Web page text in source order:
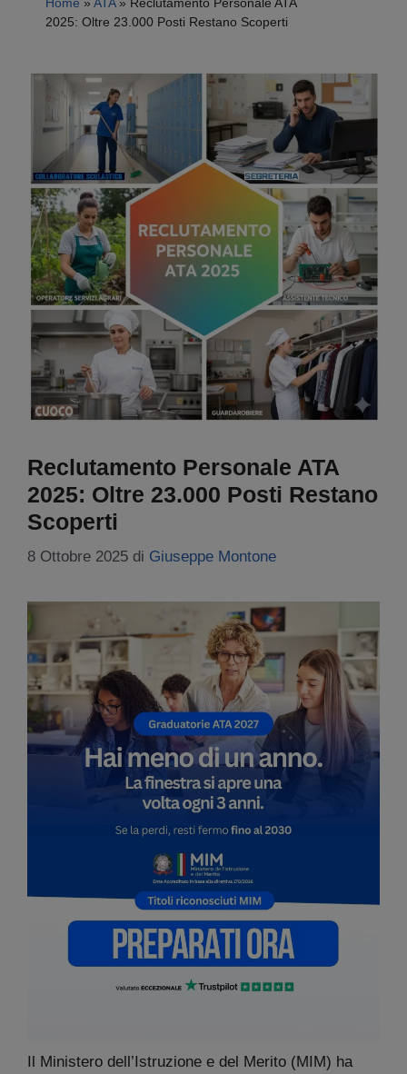
2025: Oltre 23.000 Posti Restano Scoperti
Reclutamento Personale ATA
2025: Oltre 23.000 Posti Restano
Scoperti
8 Ottobre 2025 di Giuseppe Montone
Il Ministero dell’Istruzione e del Merito (MIM) ha